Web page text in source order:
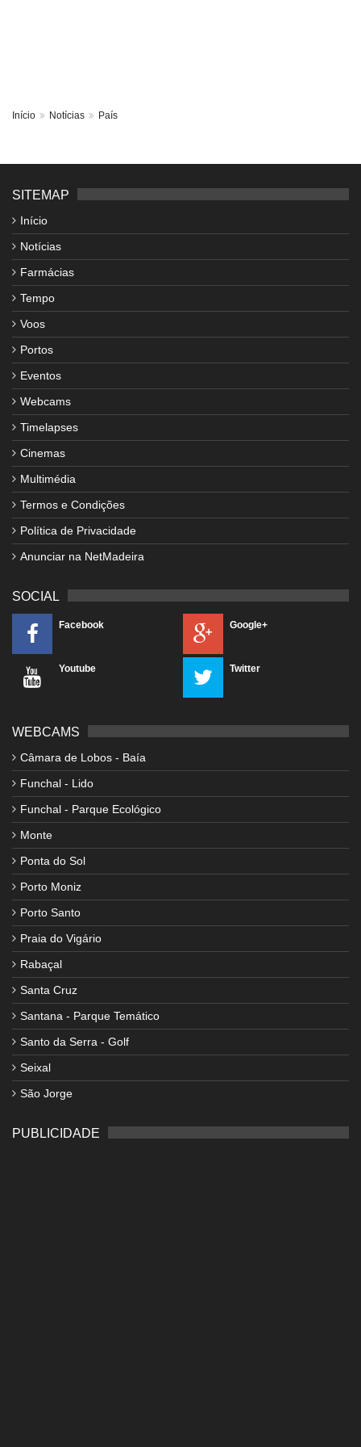
Início Notícias País
SITEMAP
Início
Notícias
Farmácias
Tempo
Voos
Portos
Eventos
Webcams
Timelapses
Cinemas
Multimédia
Termos e Condições
Política de Privacidade
Anunciar na NetMadeira
SOCIAL
Facebook Google+
Youtube Twitter
WEBCAMS
Câmara de Lobos - Baía
Funchal - Lido
Funchal - Parque Ecológico
Monte
Ponta do Sol
Porto Moniz
Porto Santo
Praia do Vigário
Rabaçal
Santa Cruz
Santana - Parque Temático
Santo da Serra - Golf
Seixal
São Jorge
PUBLICIDADE